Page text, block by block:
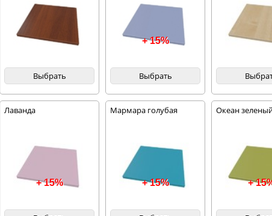
Выбрать
+ 15%
Выбрать
Лаванда
+ 15%
Мармара голубая
+ 15%
Океан
+